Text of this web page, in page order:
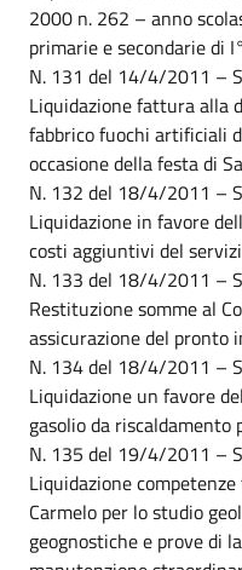
2000 n. 262 – anno
primarie e secondarie di
N. 131 del 14/4/2011 –
Liquidazione fattura alla
fabbrico fuochi artificiali
occasione della festa di
N. 132 del 18/4/2011 –
Liquidazione in favore
costi aggiuntivi del
N. 133 del 18/4/2011 –
Restituzione somme al
assicurazione del pronto
N. 134 del 18/4/2011 –
Liquidazione un favore
gasolio da riscaldamento
N. 135 del 19/4/2011 –
Liquidazione
Carmelo per lo studio
geognostiche e prove di